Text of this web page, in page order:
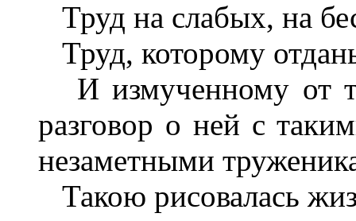
Труд на слабых, на
Труд, которому
И измученному от
разговор о ней с
незаметными
Такою рисовалась